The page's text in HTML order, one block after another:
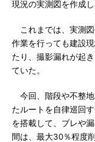
現況の実測図を作成
これまでは、実測図
作業を行っても建設
たり、撮影漏れが起
ていた。
今回、階段や不整地
たルートを自律巡回
を搭載して、ブレや
間は、最大30％程度